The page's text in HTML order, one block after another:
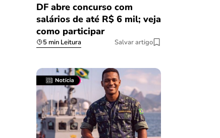
DF abre concurso com
salários de até R$ 6 mil; veja
como participar
5 min Leitura Salvar artigo